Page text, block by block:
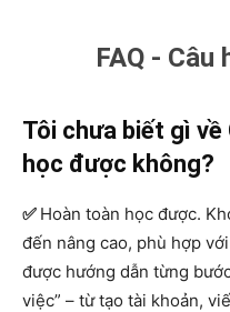
FAQ -
Tôi chưa biết gì về
học được không?
✅ Hoàn toàn học được.
đến nâng cao, phù hợp
được hướng dẫn từng
việc” – từ tạo tài khoản,